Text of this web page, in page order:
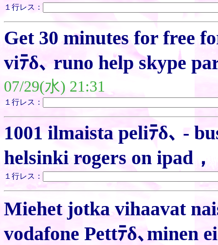
１行レス：
Get 30 minutes for free
viﾃδ､ runo help skype
07/29(水) 21:31
１行レス：
1001 ilmaista peliﾃδ､ -
helsinki rogers on ipad
１行レス：
Miehet jotka vihaavat
vodafone Pettﾃδ､minen